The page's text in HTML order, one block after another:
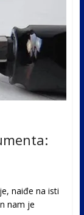
naiđe na isti
nam je